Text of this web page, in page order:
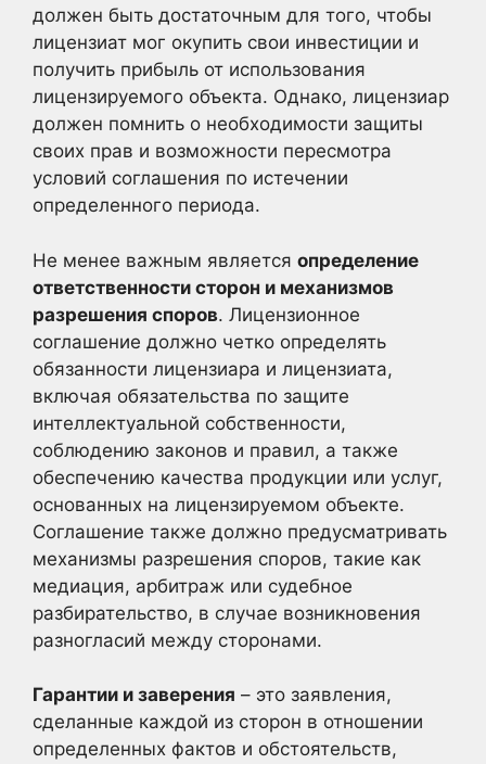
должен быть достаточным для того, чтобы
лицензиат мог окупить свои инвестиции и
получить прибыль от использования
лицензируемого объекта. Однако, лицензиар
должен помнить о необходимости защиты
своих прав и возможности пересмотра
условий соглашения по истечении
определенного периода.
Не менее важным является определение
ответственности сторон и механизмов
разрешения споров. Лицензионное
соглашение должно четко определять
обязанности лицензиара и лицензиата,
включая обязательства по защите
интеллектуальной собственности,
соблюдению законов и правил, а также
обеспечению качества продукции или услуг,
основанных на лицензируемом объекте.
Соглашение также должно предусматривать
механизмы разрешения споров, такие как
медиация, арбитраж или судебное
разбирательство, в случае возникновения
разногласий между сторонами.
Гарантии и заверения – это заявления,
сделанные каждой из сторон в отношении
определенных фактов и обстоятельств,